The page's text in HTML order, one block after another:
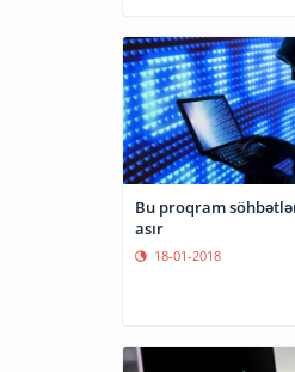
Bu proqram
asır
18-01-2018